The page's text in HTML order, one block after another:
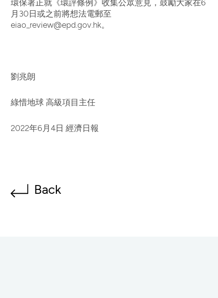
環保署正就《環評條例》收集公眾意見，鼓勵大家在6
月30日或之前將想法電郵至
eiao_review@epd.gov.hk。
劉兆朗
綠惜地球 高級項目主任
2022年6月4日 經濟日報
Back